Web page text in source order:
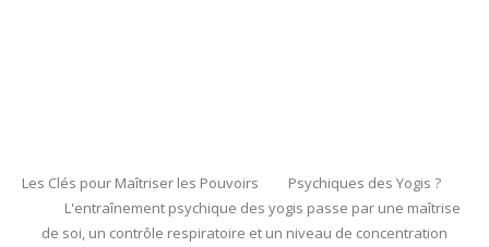
Les Clés pour Maîtriser les Pouvoirs Psychiques des Yogis ?
L'entraînement psychique des yogis passe par une maîtrise
de soi, un contrôle respiratoire et un niveau de concentration